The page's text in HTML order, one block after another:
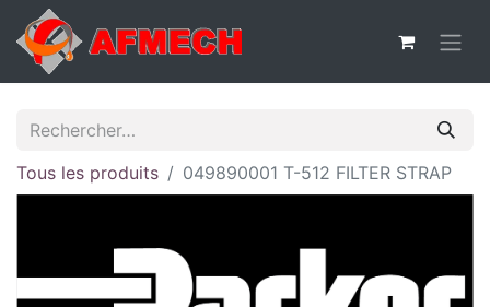
Tous les produits 049890001 T-512 FILTER STRAP